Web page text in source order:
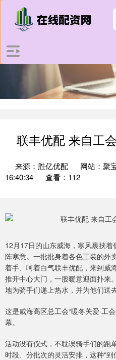
联丰优配 来自工
来源：胜亿优配 网站：聚
16:40:34
查看：112
12月17日的山东威海，寒风裹挟
阵寒意。一批批身着各色工装的外
着手、呵着白气联丰优配，来到威
推开中心大门，一股暖意迎面扑来
地为骑手们递上热水，并为他们送
这是威海高区总工会“暖冬关爱·工
幕。
活动没有仪式，不耽误骑手们的跑
时段、分批次的灵活安排，这种“